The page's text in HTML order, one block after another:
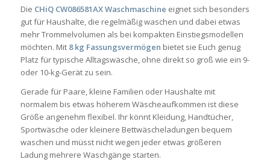
Die CHiQ CW086581AX Waschmaschine eignet sich besonders
gut für Haushalte, die regelmäßig waschen und dabei etwas
mehr Trommelvolumen als bei kompakten Einstiegsmodellen
möchten. Mit 8 kg Fassungsvermögen bietet sie Euch genug
Platz für typische Alltagswäsche, ohne direkt so groß wie ein 9-
oder 10-kg-Gerät zu sein.
Gerade für Paare, kleine Familien oder Haushalte mit
normalem bis etwas höherem Wäscheaufkommen ist diese
Größe angenehm flexibel. Ihr könnt Kleidung, Handtücher,
Sportwäsche oder kleinere Bettwäscheladungen bequem
waschen und müsst nicht wegen jeder etwas größeren
Ladung mehrere Waschgänge starten.